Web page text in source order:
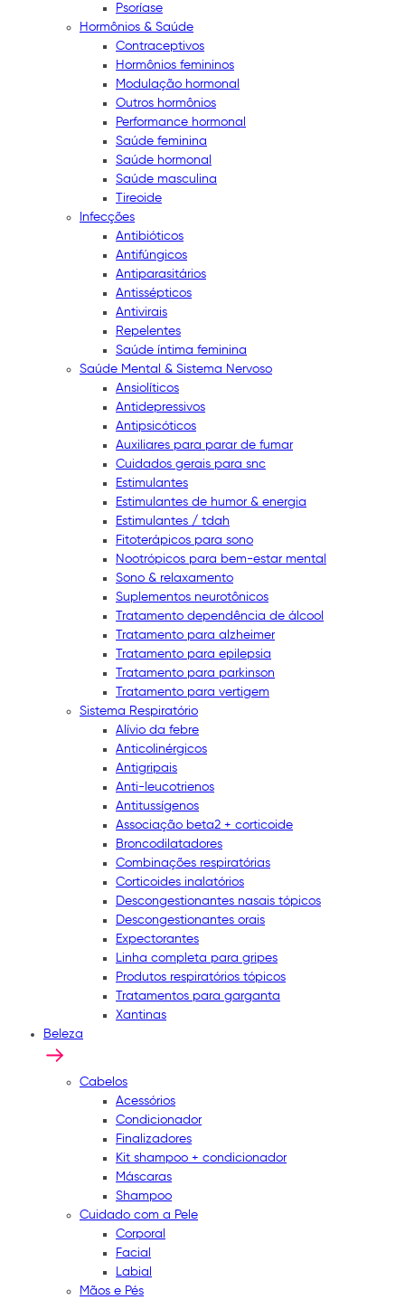
Psoríase
Hormônios & Saúde
Contraceptivos
Hormônios femininos
Modulação hormonal
Outros hormônios
Performance hormonal
Saúde feminina
Saúde hormonal
Saúde masculina
Tireoide
Infecções
Antibióticos
Antifúngicos
Antiparasitários
Antissépticos
Antivirais
Repelentes
Saúde íntima feminina
Saúde Mental & Sistema Nervoso
Ansiolíticos
Antidepressivos
Antipsicóticos
Auxiliares para parar de fumar
Cuidados gerais para snc
Estimulantes
Estimulantes de humor & energia
Estimulantes / tdah
Fitoterápicos para sono
Nootrópicos para bem-estar mental
Sono & relaxamento
Suplementos neurotônicos
Tratamento dependência de álcool
Tratamento para alzheimer
Tratamento para epilepsia
Tratamento para parkinson
Tratamento para vertigem
Sistema Respiratório
Alívio da febre
Anticolinérgicos
Antigripais
Anti-leucotrienos
Antitussígenos
Associação beta2 + corticoide
Broncodilatadores
Combinações respiratórias
Corticoides inalatórios
Descongestionantes nasais tópicos
Descongestionantes orais
Expectorantes
Linha completa para gripes
Produtos respiratórios tópicos
Tratamentos para garganta
Xantinas
Beleza
Cabelos
Acessórios
Condicionador
Finalizadores
Kit shampoo + condicionador
Máscaras
Shampoo
Cuidado com a Pele
Corporal
Facial
Labial
Mãos e Pés